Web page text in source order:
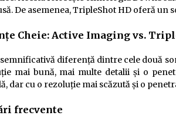
De asemenea, TripleShot HD oferă
Cheie: Active Imaging vs.
semnificativă diferență dintre cele două
mai bună, mai multe detalii și o
dar cu o rezoluție mai scăzută și o
frecvente